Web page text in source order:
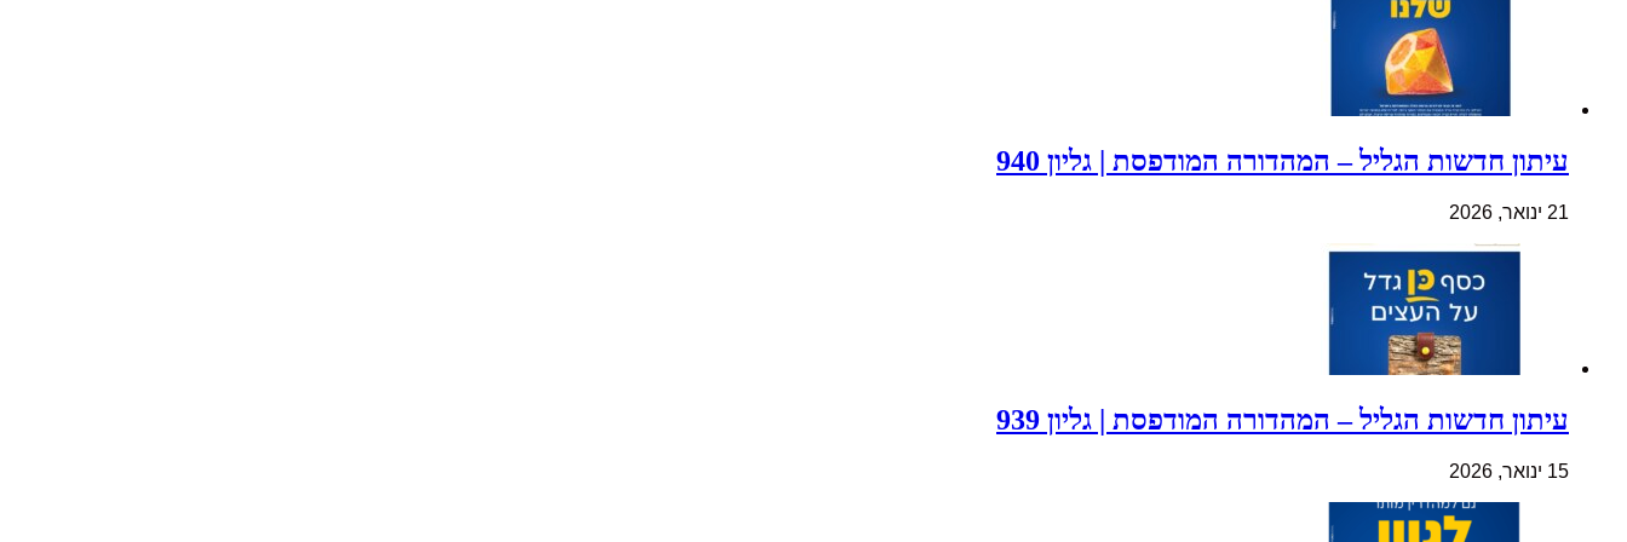
עיתון חדשות הגליל – המהדורה המודפסת | גליון 940
21 ינואר, 2026
עיתון חדשות הגליל – המהדורה המודפסת | גליון 939
15 ינואר, 2026